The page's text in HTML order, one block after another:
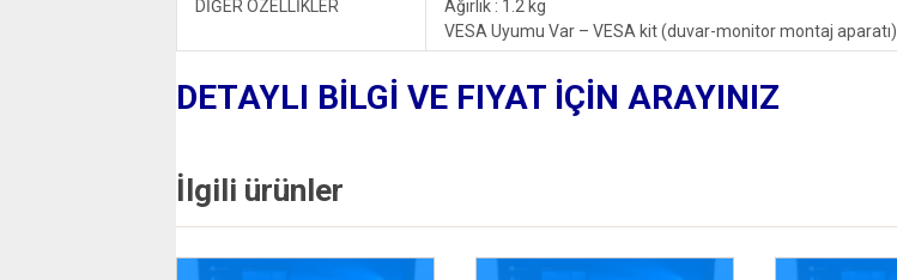
DİĞER ÖZELLİKLER
Ağırlık : 1.2 kg
VESA Uyumu Var – VESA kit (duvar-monitor montaj aparatı)
DETAYLI BİLGİ VE FIYAT İÇİN ARAYINIZ
İlgili ürünler